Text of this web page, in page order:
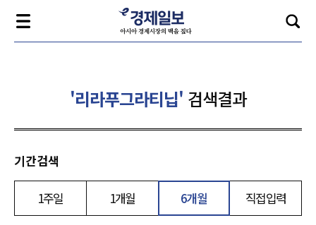
'리라푸그라티닙' 검색결과
기간검색
1주일 1개월 6개월 직접입력